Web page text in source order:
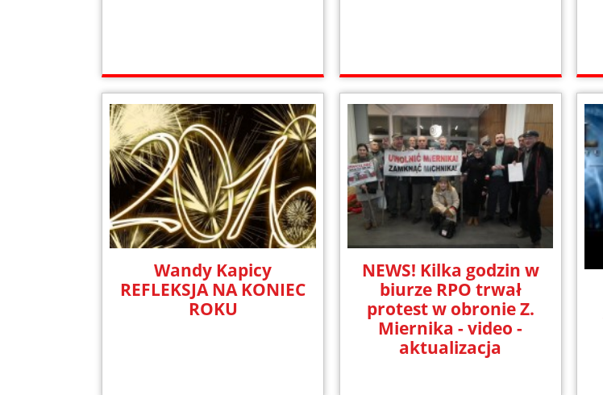
Wandy Kapicy
REFLEKSJA NA KONIEC
ROKU
NEWS! Kilka godzin w
biurze RPO trwał
protest w obronie Z.
Miernika - video -
aktualizacja